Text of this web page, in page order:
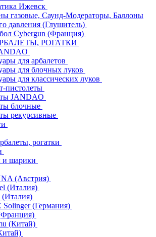
Ижевск
газовые, Саунд-Модераторы, Баллоны
давления (Глушитель)
Cybergun (Франция)
РОГАТКИ
для арбалетов
для блочных луков
для классических луков
пистолеты
JANDAO
блочные
рекурсивные
рогатки
и шарики
(Австрия)
(Италия)
(Италия)
Solinger (Германия)
(Китай)